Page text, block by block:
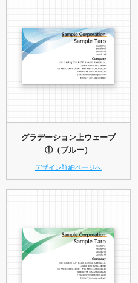
グラデーション上ウェーブ
①（ブルー）
デザイン詳細ページへ